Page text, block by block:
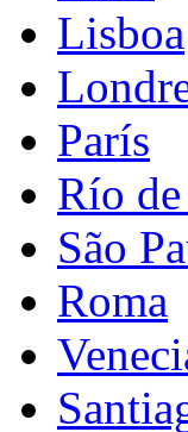
Lisboa
París
Río
São
Roma